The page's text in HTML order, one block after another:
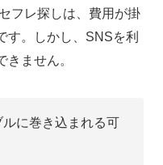
フレ探しは、費用が掛
す。しかし、SNSを利
ません。
に巻き込まれる可